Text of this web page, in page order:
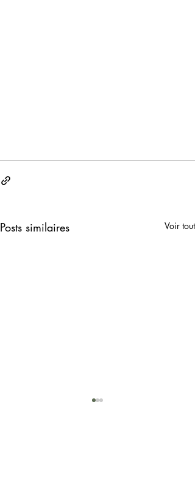
Posts similaires Voir tout